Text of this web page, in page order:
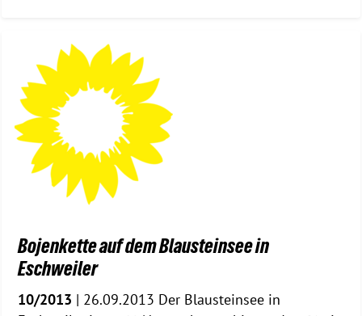
Bojenkette auf dem Blausteinsee in
Eschweiler
10/2013 | 26.09.2013 Der Blausteinsee in